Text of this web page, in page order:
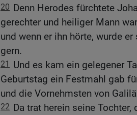
20 Denn Herodes fürchtete
gerechter und heiliger Mann
und wenn er ihn hörte, wurde
gern.
21 Und es kam ein gelegener
Geburtstag ein Festmahl gab
und die Vornehmsten von
22 Da trat herein seine